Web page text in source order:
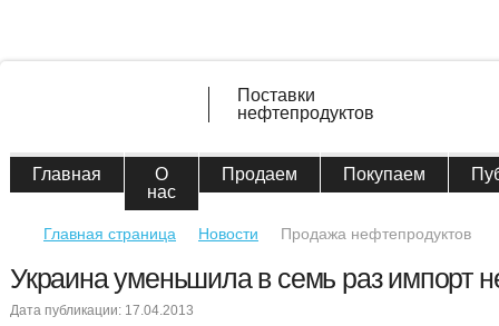
Поставки
нефтепродуктов
Главная
О
нас
Продаем Покупаем
Главная страница Новости Продажа нефтепродуктов
Украина уменьшила в семь раз импорт
Дата публикации: 17.04.2013